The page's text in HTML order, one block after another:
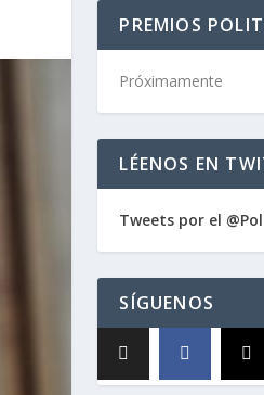
PREMIOS
Próximamente
LÉENOS EN
Tweets por el
SÍGUENOS